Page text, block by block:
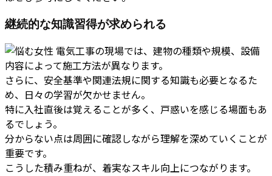
継続的な知識習得が求められる
電気工事の現場では、建物の種類や規模、設備
内容によって施工方法が異なります。
さらに、安全基準や関連法規に関する知識も必要となるた
め、日々の学習が欠かせません。
特に入社直後は覚えることが多く、戸惑いを感じる場面もあ
るでしょう。
分からない点は周囲に確認しながら理解を深めていくことが
重要です。
こうした積み重ねが、着実なスキル向上につながります。